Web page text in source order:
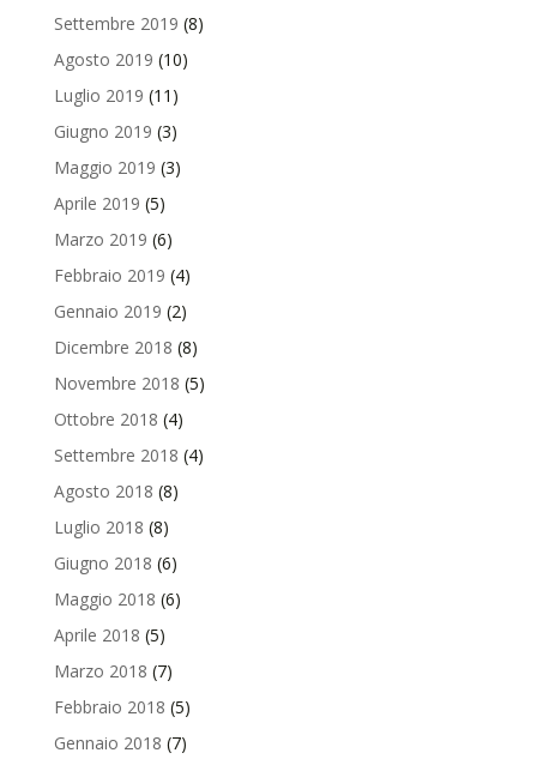
Settembre 2019 (8)
Agosto 2019 (10)
Luglio 2019 (11)
Giugno 2019 (3)
Maggio 2019 (3)
Aprile 2019 (5)
Marzo 2019 (6)
Febbraio 2019 (4)
Gennaio 2019 (2)
Dicembre 2018 (8)
Novembre 2018 (5)
Ottobre 2018 (4)
Settembre 2018 (4)
Agosto 2018 (8)
Luglio 2018 (8)
Giugno 2018 (6)
Maggio 2018 (6)
Aprile 2018 (5)
Marzo 2018 (7)
Febbraio 2018 (5)
Gennaio 2018 (7)